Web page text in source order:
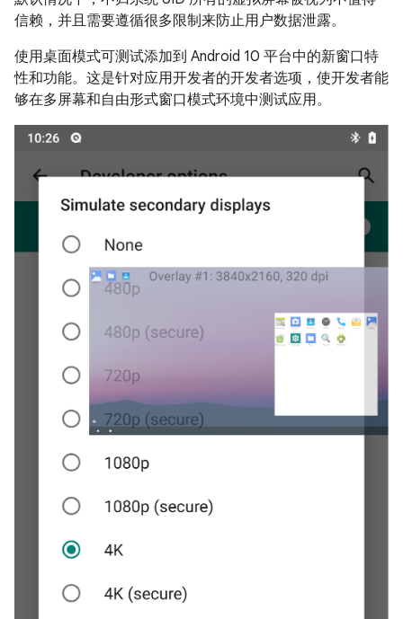
信赖，并且需要遵循很多限制来防止用户数据泄露。
使用桌面模式可测试添加到 Android 10 平台中的新窗口特
性和功能。这是针对应用开发者的开发者选项，使开发者能
够在多屏幕和自由形式窗口模式环境中测试应用。